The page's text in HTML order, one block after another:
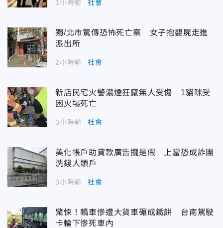
1小時前 社會
獨/北市驚傳恐怖死亡案 女子抱嬰屍走進
派出所
2小時前 社會
新店民宅火警濃煙狂竄無人受傷 1貓咪受
困火場死亡
3小時前 社會
美化帳戶助貸款廣告攏是假 上當恐成詐團
洗錢人頭戶
3小時前 社會
驚悚！轎車慘遭大貨車碾成鐵餅 台南駕駛
卡輪下慘死車內